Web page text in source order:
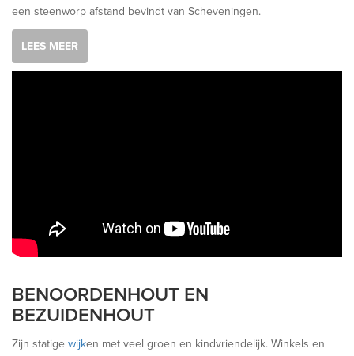
een steenworp afstand bevindt van Scheveningen.
LEES MEER
BENOORDENHOUT EN
BEZUIDENHOUT
Zijn statige wijken met veel groen en kindvriendelijk. Winkels en